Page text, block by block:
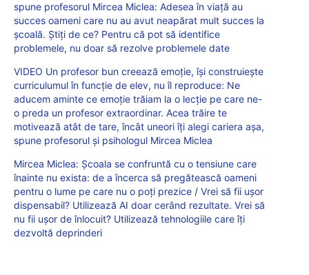
spune profesorul Mircea Miclea: Adesea în viață au
succes oameni care nu au avut neapărat mult succes la
școală. Știți de ce? Pentru că pot să identifice
problemele, nu doar să rezolve problemele date
VIDEO Un profesor bun creează emoție, își construiește
curriculumul în funcție de elev, nu îl reproduce: Ne
aducem aminte ce emoție trăiam la o lecție pe care ne-
o preda un profesor extraordinar. Acea trăire te
motivează atât de tare, încât uneori îți alegi cariera așa,
spune profesorul și psihologul Mircea Miclea
Mircea Miclea: Școala se confruntă cu o tensiune care
înainte nu exista: de a încerca să pregătească oameni
pentru o lume pe care nu o poți prezice / Vrei să fii ușor
dispensabil? Utilizează AI doar cerând rezultate. Vrei să
nu fii ușor de înlocuit? Utilizează tehnologiile care îți
dezvoltă deprinderi